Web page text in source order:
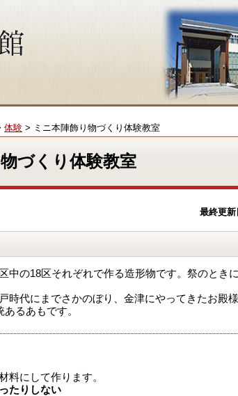
体験 > ミニ本陣飾り物づくり体験教室
づくり体験教室
最終更新
中の18区それぞれで作る造形物です。祭のとき
時代にまでさかのぼり、金津にやってきたお殿
るあもです。
料にして作ります。
たりしない